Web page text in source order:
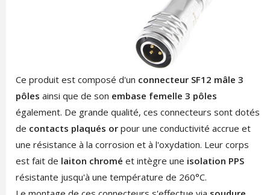
Ce produit est composé d'un connecteur SF12 mâle 3
pôles ainsi que de son embase femelle 3 pôles
également. De grande qualité, ces connecteurs sont dotés
de contacts plaqués orpour une conductivité accrue et
une résistance à la corrosion et à l'oxydation. Leur corps
est fait de laiton chromé et intègre une isolation PPS
résistante jusqu'à une température de 260°C.